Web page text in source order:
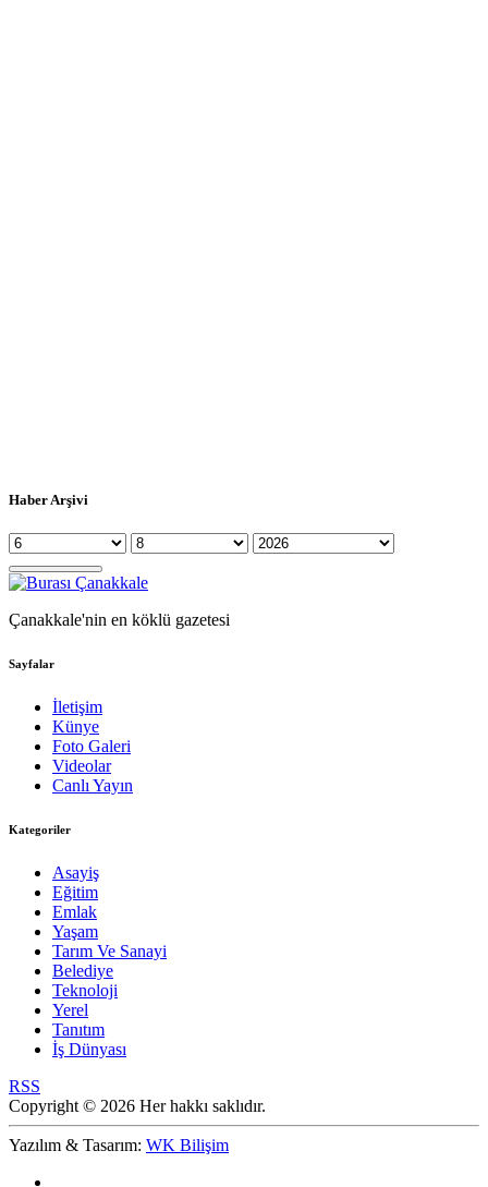
Haber Arşivi
Çanakkale'nin en köklü gazetesi
Sayfalar
İletişim
Künye
Foto Galeri
Videolar
Canlı Yayın
Kategoriler
Asayiş
Eğitim
Emlak
Yaşam
Tarım Ve Sanayi
Belediye
Teknoloji
Yerel
Tanıtım
İş Dünyası
RSS
Copyright © 2026 Her hakkı saklıdır.
Yazılım & Tasarım: WK Bilişim